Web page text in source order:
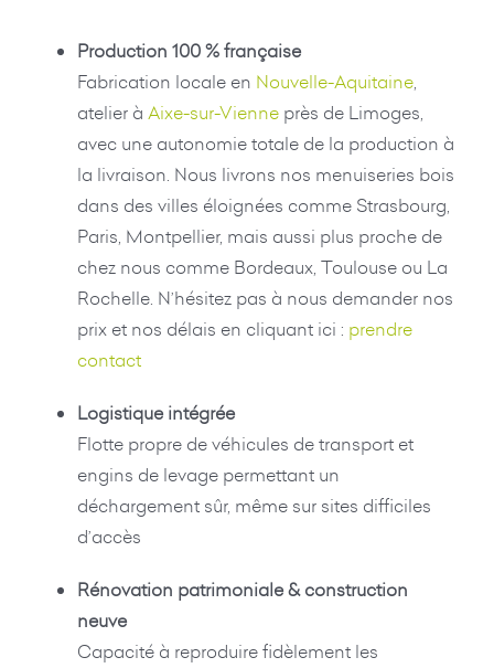
Production 100 % française
Fabrication locale en Nouvelle-Aquitaine,
atelier à Aixe-sur-Vienneprès de Limoges,
avec une autonomie totale de la production à
la livraison. Nous livrons nos menuiseries bois
dans des villes éloignées comme Strasbourg,
Paris, Montpellier, mais aussi plus proche de
chez nous comme Bordeaux, Toulouse ou La
Rochelle. N’hésitez pas à nous demander nos
prix et nos délais en cliquant ici : prendre
contact
Logistique intégrée
Flotte propre de véhicules de transport et
engins de levage permettant un
déchargement sûr, même sur sites difficiles
d’accès
Rénovation patrimoniale & construction
neuve
Capacité à reproduire fidèlement les